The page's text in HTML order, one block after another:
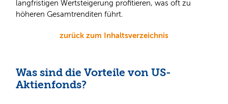
langfristigen Wertsteigerung profitieren, was oft zu
höheren Gesamtrenditen führt.
zurück zum Inhaltsverzeichnis
Was sind die Vorteile von US-
Aktienfonds?